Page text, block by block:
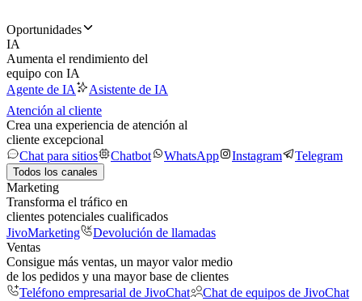
Oportunidades
IA
Aumenta el rendimiento del
equipo con IA
Agente de IA
Asistente de IA
Atención al cliente
Crea una experiencia de atención al
cliente excepcional
Chat para sitios
Chatbot WhatsApp Instagram Telegram
Todos los canales
Marketing
Transforma el tráfico en
clientes potenciales cualificados
JivoMarketing
Devolución de llamadas
Ventas
Consigue más ventas, un mayor valor medio
de los pedidos y una mayor base de clientes
Teléfono empresarial de JivoChat
Chat de equipos de JivoChat